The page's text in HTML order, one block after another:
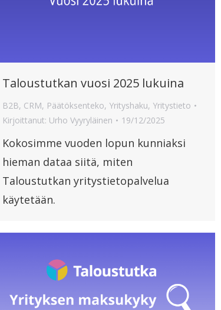
Taloustutkan vuosi 2025 lukuina
B2B, CRM, Päätöksenteko, Yrityshaku, Yritystieto
Kirjoittanut: Urho Vyyryläinen 19/12/2025
Kokosimme vuoden lopun kunniaksi
hieman dataa siitä, miten
Taloustutkan yritystietopalvelua
käytetään.